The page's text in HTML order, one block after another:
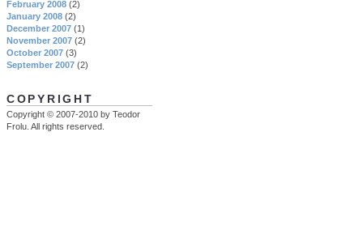
February 2008 (2)
January 2008 (2)
December 2007 (1)
November 2007 (2)
October 2007 (3)
September 2007 (2)
COPYRIGHT
Copyright © 2007-2010 by Teodor
Frolu. All rights reserved.